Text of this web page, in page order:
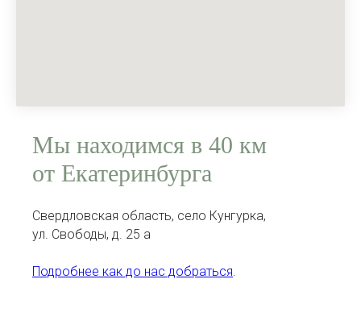
Мы находимся в 40 км
от Екатеринбурга
Свердловская область, село Кунгурка,
ул. Свободы, д. 25 а
Подробнее как до нас добраться.